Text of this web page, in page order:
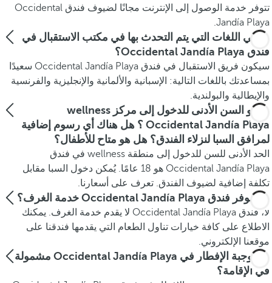
تتوفر خدمة الوصول إلى الإنترنت مجانًا لضيوف فندق Occidental
Jandía Playa.
ما هي اللغات التي يتم التحدث بها في مكتب الاستقبال في
فندق Occidental Jandía Playa؟
سيكون فريق الاستقبال في فندق Occidental Jandía Playa سعيدًا
بمساعدتك باللغات التالية: الإسبانية والألمانية والإنجليزية والفرنسية
والإيطالية والبولندية.
ما هو السن الأدنى للدخول إلى مركز wellness
Occidental Jandía Playa ؟ هل هناك أي رسوم إضافية
لمرافق السبا لنزلاء الفندق؟ هل هو متاح للأطفال؟
الحد الأدنى للسن للدخول إلى منطقة wellness في فندق
Occidental Jandía Playa هو 18 عامًا. يُمكن دخول السبا مقابل
تكلفة إضافية لضيوف الفندق. تعرف على أسعارنا.
هل يوفر فندق Occidental Jandía Playa خدمة الغرف؟
لا، فندق Occidental Jandía Playa لا يقدم خدمة الغرف. يمكنك
الاطلاع على كافة خيارات تناول الطعام التي يقدمها فندقنا على
موقعنا الإلكتروني.
هل وجبة الإفطار في Occidental Jandía Playa مشمولة
في الإقامة؟